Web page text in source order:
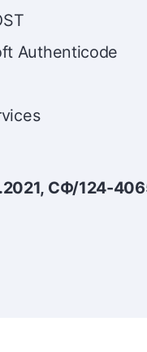
Authenticode
СФ/124-